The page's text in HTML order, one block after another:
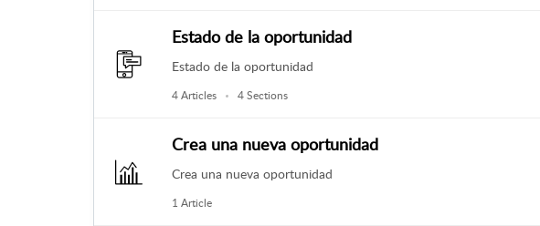
Estado de la oportunidad
Estado de la oportunidad
4 Articles 4 Sections
Crea una nueva oportunidad
Crea una nueva oportunidad
1 Article